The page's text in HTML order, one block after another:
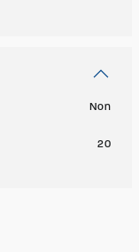
Non
20